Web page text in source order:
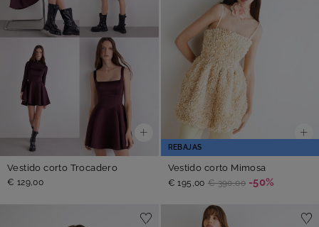
Vestido corto Trocadero
€ 129,00
REBAJAS
Vestido corto Mimosa
€ 195,00 € 390,00 -50%